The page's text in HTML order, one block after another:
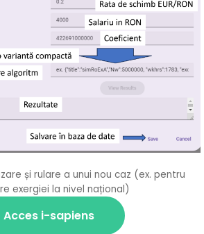
și rulare a unui nou caz (ex. pentru
exergiei la nivel național)
Acces i-sapiens